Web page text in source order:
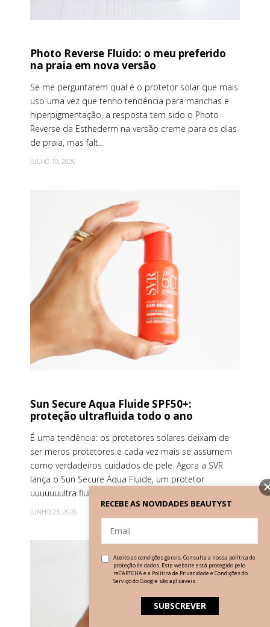
Photo Reverse Fluido: o meu preferido
na praia em nova versão
Se me perguntarem qual é o protetor solar que mais
uso uma vez que tenho tendência para manchas e
hiperpigmentação, a resposta tem sido o Photo
Reverse da Esthederm na versão creme para os dias
de praia, mas falt...
JULHO 10, 2026
Sun Secure Aqua Fluide SPF50+:
proteção ultrafluida todo o ano
É uma tendência: os protetores solares deixam de
ser meros protetores e cada vez mais se assumem
como verdadeiros cuidados de pele. Agora a SVR
lança o Sun Secure Aqua Fluide, um protetor
uuuuuuultra fluido e aqu...
JUNHO 23, 2026
RECEBE AS NOVIDADES BEAUTYST
Aceito as condições gerais. Consulta a nossa política de
proteção de dados. Este website está protegido pelo
reCAPTCHA e a Política de Privacidade e Condições do
Serviçodo Google são aplicáveis.